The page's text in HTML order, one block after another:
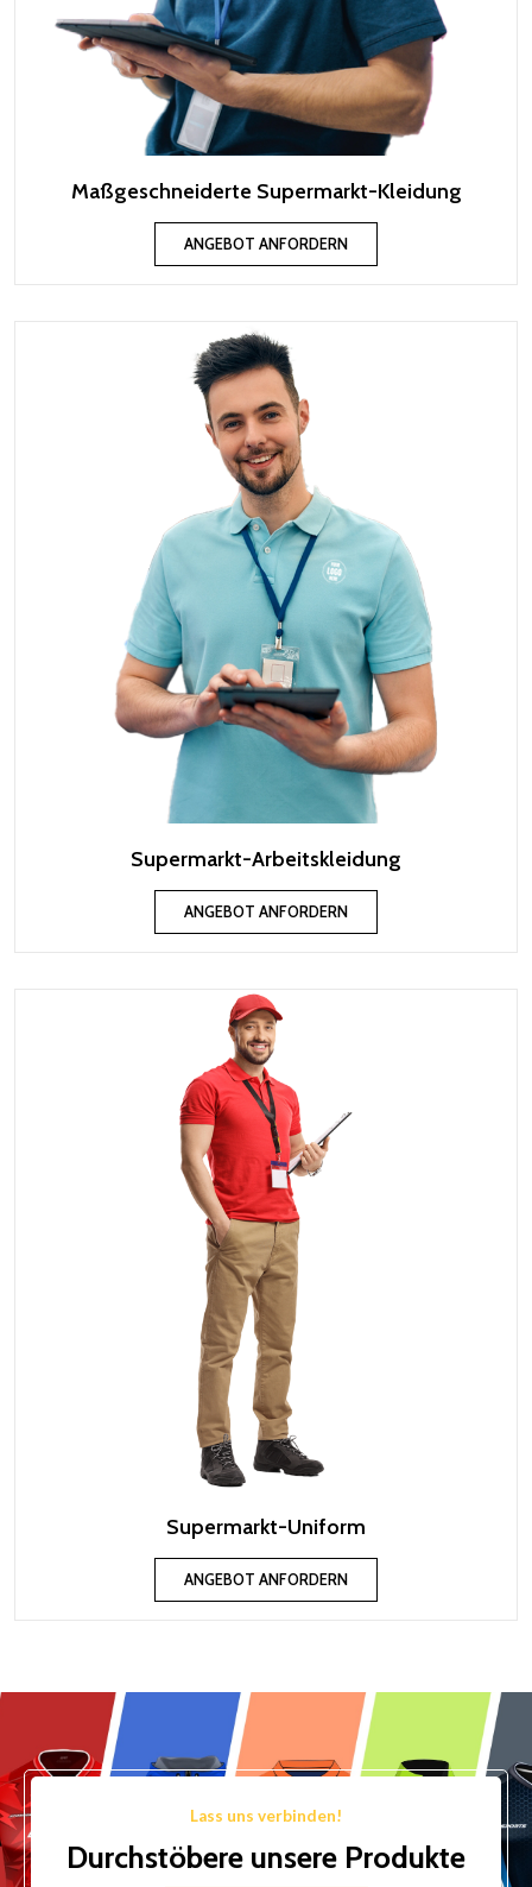
Maßgeschneiderte Supermarkt-Kleidung
ANGEBOT ANFORDERN
Supermarkt-Arbeitskleidung
ANGEBOT ANFORDERN
Supermarkt-Uniform
ANGEBOT ANFORDERN
Lass uns verbinden!
Durchstöbere unsere Produkte